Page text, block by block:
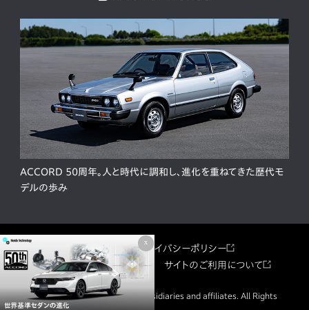
x
ACCORD 50周年。人と時代に調和し、進化を重ねてきた歴代モ
デルの歩み
サイトマップ
プライバシーポリシー
ソーシャルメディア利用規約
サイトのご利用について
© Honda Motor Co., Ltd. and its subsidiaries and affiliates. All Rights
Reserved.